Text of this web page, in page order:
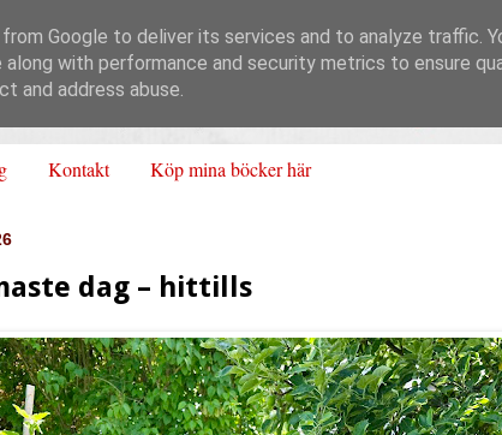
Kontakt Köp mina böcker här
dag – hittills
Google to deliver its services and to analyze traffic.
along with performance and security metrics to ensure
and address abuse.